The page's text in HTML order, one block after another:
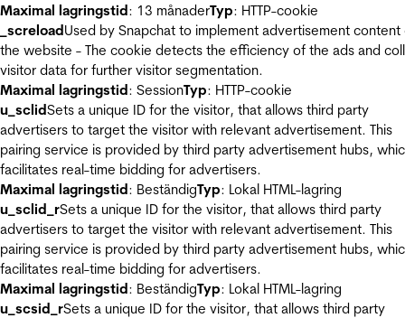
Maximal lagringstid: 13 månaderTyp: HTTP-cookie
_screloadUsed by Snapchat to implement advertisement content
the website - The cookie detects the efficiency of the ads and
visitor data for further visitor segmentation.
Maximal lagringstid: SessionTyp: HTTP-cookie
u_sclidSets a unique ID for the visitor, that allows third party
advertisers to target the visitor with relevant advertisement. This
pairing service is provided by third party advertisement hubs,
facilitates real-time bidding for advertisers.
Maximal lagringstid: BeständigTyp: Lokal HTML-lagring
u_sclid_rSets a unique ID for the visitor, that allows third party
advertisers to target the visitor with relevant advertisement. This
pairing service is provided by third party advertisement hubs,
facilitates real-time bidding for advertisers.
Maximal lagringstid: BeständigTyp: Lokal HTML-lagring
u_scsid_rSets a unique ID for the visitor, that allows third party